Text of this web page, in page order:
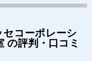
セコーポレーシ
の評判・口コミ